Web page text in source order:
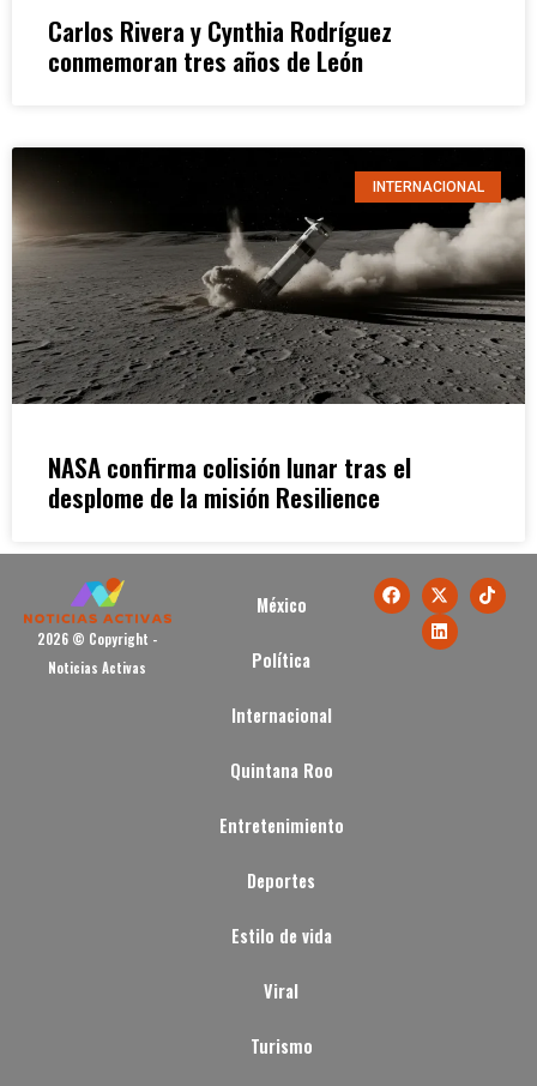
Carlos Rivera y Cynthia Rodríguez
conmemoran tres años de León
INTERNACIONAL
NASA confirma colisión lunar tras el
desplome de la misión Resilience
2026 © Copyright -
Noticias Activas
México
Política
Internacional
Quintana Roo
Entretenimiento
Deportes
Estilo de vida
Viral
Turismo